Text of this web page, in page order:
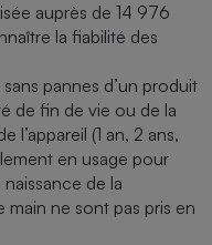
auprès de 14 976
la fiabilité des
pannes d’un produit
de fin de vie ou de la
l’appareil (1 an, 2 ans,
en usage pour
naissance de la
ne sont pas pris en